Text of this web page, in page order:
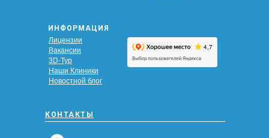
ИНФОРМАЦИЯ
Лицензии
Вакансии
3D-Тур
Наши Клиники
Новостной блог
КОНТАКТЫ